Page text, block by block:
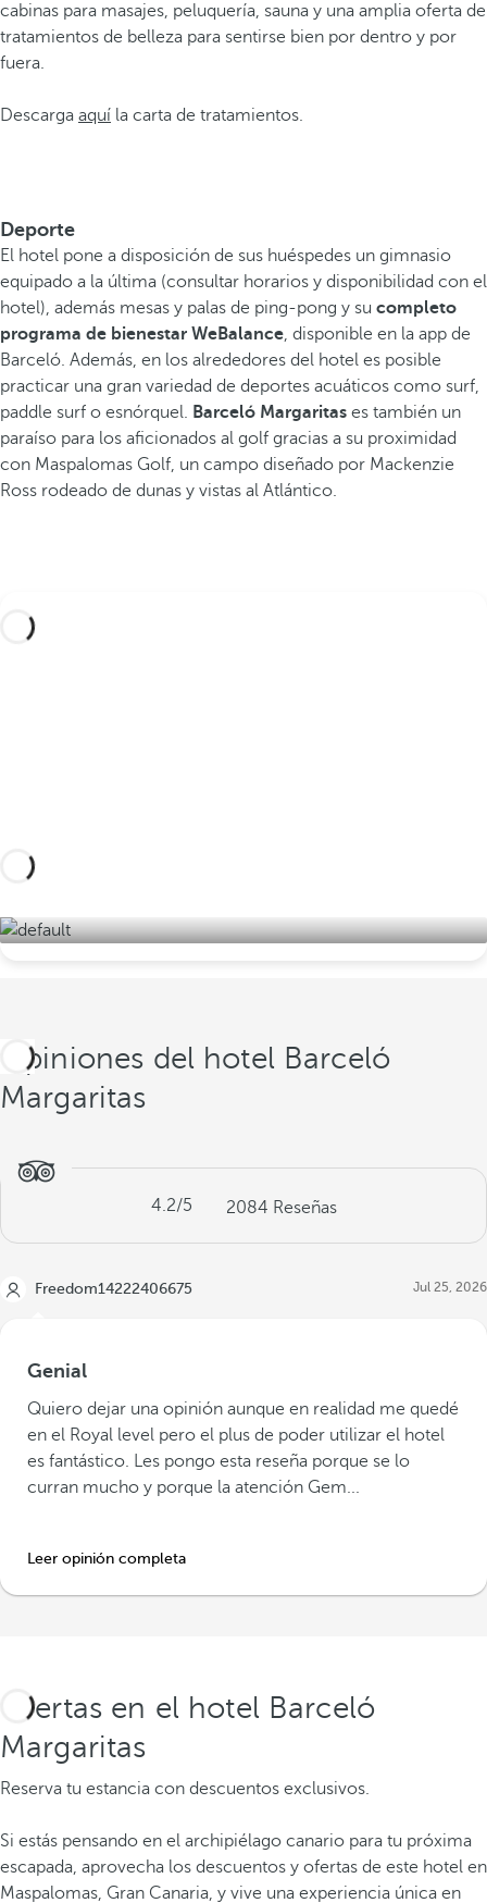
cabinas para masajes, peluquería, sauna y una amplia oferta de
tratamientos de belleza para sentirse bien por dentro y por
fuera.
Descarga aquí la carta de tratamientos.
Deporte
El hotel pone a disposición de sus huéspedes un gimnasio
equipado a la última (consultar horarios y disponibilidad con el
hotel), además mesas y palas de ping-pong y su completo
programa de bienestar WeBalance, disponible en la app de
Barceló. Además, en los alrededores del hotel es posible
practicar una gran variedad de deportes acuáticos como surf,
paddle surf o esnórquel. Barceló Margaritas es también un
paraíso para los aficionados al golf gracias a su proximidad
con Maspalomas Golf, un campo diseñado por Mackenzie
Ross rodeado de dunas y vistas al Atlántico.
Opiniones del hotel Barceló
Margaritas
4.2/5 2084 Reseñas
Freedom14222406675 Jul 25, 2026
Genial
Quiero dejar una opinión aunque en realidad me quedé
en el Royal level pero el plus de poder utilizar el hotel
es fantástico. Les pongo esta reseña porque se lo
curran mucho y porque la atención Gem...
Leer opinión completa
Ofertas en el hotel Barceló
Margaritas
Reserva tu estancia con descuentos exclusivos.
Si estás pensando en el archipiélago canario para tu próxima
escapada, aprovecha los descuentos y ofertas de este hotel en
Maspalomas, Gran Canaria, y vive una experiencia única en